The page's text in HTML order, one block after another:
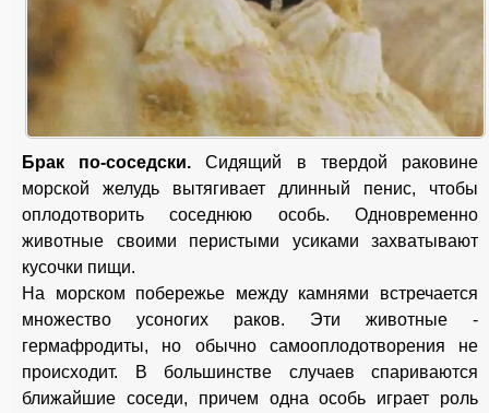
Брак по-соседски.Сидящий в твердой раковине
морской желудь вытягивает длинный пенис, чтобы
оплодотворить соседнюю особь. Одновременно
животные своими перистыми усиками захватывают
кусочки пищи.
На морском побережье между камнями встречается
множество усоногих раков. Эти животные -
гермафродиты, но обычно самооплодотворения не
происходит. В большинстве случаев спариваются
ближайшие соседи, причем одна особь играет роль